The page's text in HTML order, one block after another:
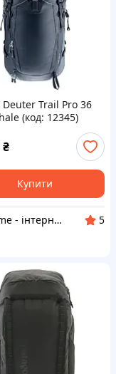
Deuter Trail Pro 36
(код: 12345)
₴
Купити
Maxhome - інтернет магазин
5